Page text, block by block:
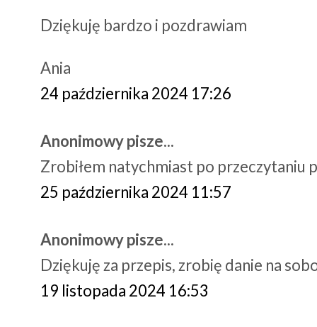
Dziękuję bardzo i pozdrawiam
Ania
24 października 2024 17:26
Anonimowy pisze...
Zrobiłem natychmiast po przeczytaniu
25 października 2024 11:57
Anonimowy pisze...
Dziękuję za przepis, zrobię danie na
19 listopada 2024 16:53